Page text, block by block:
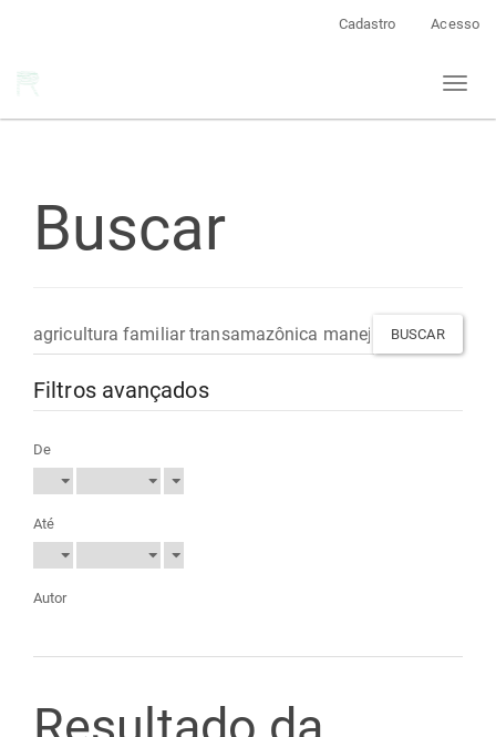
Cadastro Acesso
Toggle
Buscar
Pesquisar
termo
Filtros avançados
De
Até
Autor